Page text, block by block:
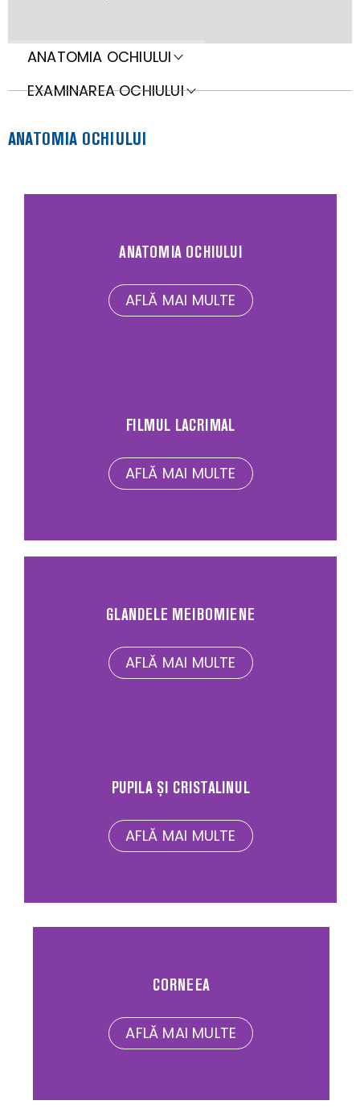
ANATOMIA OCHIULUI
EXAMINAREA OCHIULUI
ANATOMIA OCHIULUI
ANATOMIA OCHIULUI
AFLĂ MAI MULTE
FILMUL LACRIMAL
AFLĂ MAI MULTE
GLANDELE MEIBOMIENE
AFLĂ MAI MULTE
PUPILA ȘI CRISTALINUL
AFLĂ MAI MULTE
CORNEEA
AFLĂ MAI MULTE